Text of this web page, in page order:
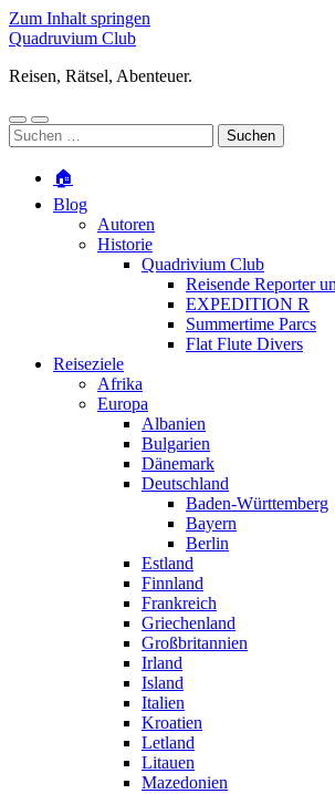
Zum Inhalt springen
Quadruvium Club
Reisen, Rätsel, Abenteuer.
Mobile-
Menü
Suchfeld
ein-/ausblenden
Suchen
nach:
🏠
Blog
Autoren
Historie
Quadrivium Club
Reisende Reporter
EXPEDITION R
Summertime Parcs
Flat Flute Divers
Reiseziele
Afrika
Europa
Albanien
Bulgarien
Dänemark
Deutschland
Baden-Württemberg
Bayern
Berlin
Estland
Finnland
Frankreich
Griechenland
Großbritannien
Irland
Island
Italien
Kroatien
Letland
Litauen
Mazedonien